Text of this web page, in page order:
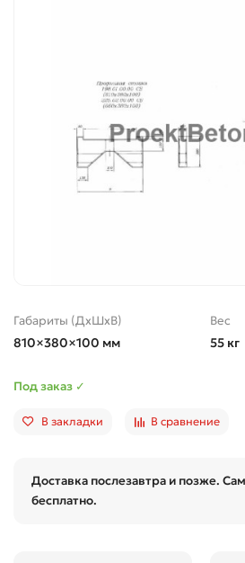
Габариты (ДхШхВ)
810×380×100 мм
Вес
55 кг
Под заказ ✓
В закладки В сравнение
Доставка послезавтра и позже.
бесплатно.